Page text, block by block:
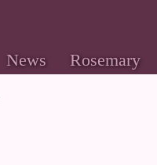
Rosemary
News